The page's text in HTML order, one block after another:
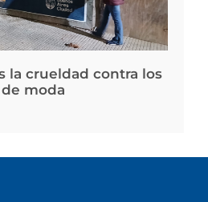
la crueldad contra los
moda